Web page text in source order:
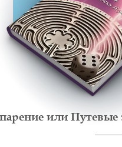
или Путевые